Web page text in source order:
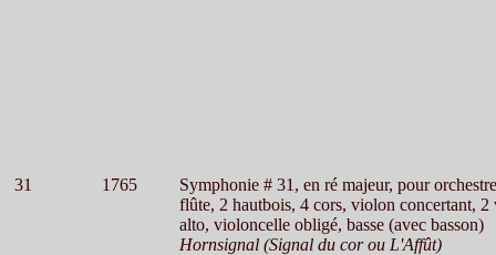
31 1765
Symphonie # 31, en ré majeur, pour orchestre
flûte, 2 hautbois, 4 cors, violon concertant, 2
alto, violoncelle obligé, basse (avec basson)
Hornsignal (Signal du cor ou L'Affût)